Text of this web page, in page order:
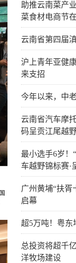
助推云南菜产
菜食材电商节
云南省第四届
沪上青年亚健
来支招
今年以来，中
云南省汽车摩
码呈贡江尾越
最小选手6岁！
车越野锦标赛·
广州黄埔“扶胥
启幕
超5万吨！粤东
总投资将超千
洋牧场建设